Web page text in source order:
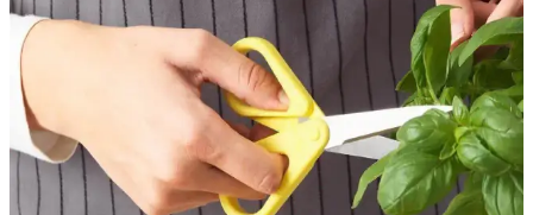
HCK Çok Amaçlı Ultra Keskin Mutfak Makası:
Dayanıklı ve Çok Yönlü Kullanım İçin Ideal
HCK'nin ultra keskin mutfak makası, dayanıklı malzemeleri ve
ergonomik tasarımıyla çok yönlü kullanım sağlar, güvenli ve pratik
mutfak deneyimi sunar.
Genel Markalar ve IKEA KVALIFICERA Mutfak
Makası Karşılaştırması ve Kullanım İpuçları